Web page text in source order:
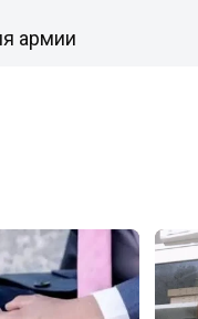
армии